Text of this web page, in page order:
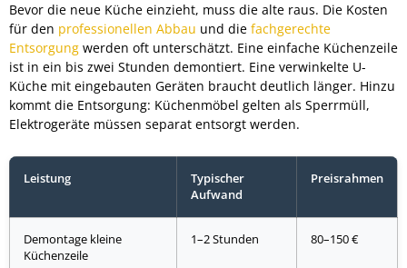
Bevor die neue Küche einzieht, muss die alte raus. Die Kosten
für den professionellen Abbau und die fachgerechte
Entsorgung werden oft unterschätzt. Eine einfache Küchenzeile
ist in ein bis zwei Stunden demontiert. Eine verwinkelte U-
Küche mit eingebauten Geräten braucht deutlich länger. Hinzu
kommt die Entsorgung: Küchenmöbel gelten als Sperrmüll,
Elektrogeräte müssen separat entsorgt werden.
Leistung
Typischer
Aufwand
Preisrahmen
Demontage kleine
Küchenzeile
1–2 Stunden 80–150 €